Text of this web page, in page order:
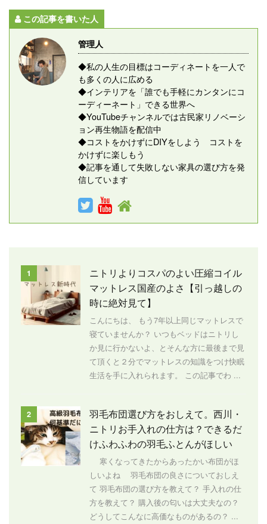
この記事を書いた人
管理人
◆私の人生の目標はコーディネートを一人で
も多くの人に広める
◆インテリアを「誰でも手軽にカンタンにコ
ーディーネート」できる世界へ
◆YouTubeチャンネルでは古民家リノベーシ
ョン再生物語を配信中
◆コストをかけずにDIYをしよう コストを
かけずに楽しもう
◆記事を通して失敗しない家具の選び方を発
信しています
1
ニトリよりコスパのよい圧縮コイル
マットレス国産のよさ【引っ越しの
時に絶対見て】
こんにちは、 もう7年以上同じマットレスで
寝ていませんか？ いつもベッドはニトリし
か見に行かないよ、とそんな方に最後まで見
て頂くと２分でマットレスの知識をつけ快眠
生活を手に入れられます。 この記事でわ ...
2
羽毛布団選び方をおしえて。西川・
ニトリお手入れの仕方は？できるだ
けふわふわの羽毛ふとんがほしい
寒くなってきたからあったかい布団がほ
しいよね 羽毛布団の良さについておしえ
て 羽毛布団の選び方を教えて？ 手入れの仕
方を教えて？ 購入後の匂いは大丈夫なの？
どうしてこんなに高価なものがあるの？ ...